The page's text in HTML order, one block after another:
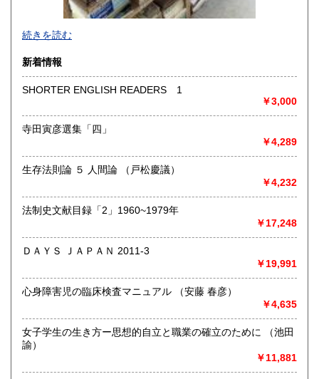
-
沿線名：-
最寄駅：-
営業時間：-
定休日：-
書籍の買取について
取り扱い分野
語国文、外国文学、古典籍、近代文献、趣味、外国書、サブ
カルチャー、古書一般（その他）
続きを読む
新着情報
SHORTER ENGLISH READERS 1
￥3,000
寺田寅彦選集「四」
￥4,289
生存法則論 ５ 人間論 （戸松慶議）
￥4,232
法制史文献目録「2」1960~1979年
￥17,248
ＤＡＹＳ ＪＡＰＡＮ 2011-3
￥19,991
心身障害児の臨床検査マニュアル （安藤 春彦）
￥4,635
女子学生の生き方ー思想的自立と職業の確立のために （池田
諭）
￥11,881